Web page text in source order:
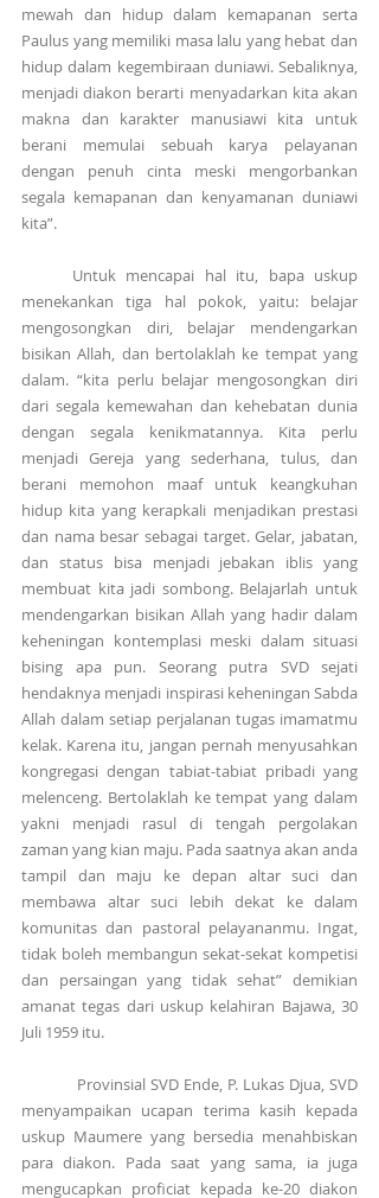
mewah dan hidup dalam kemapanan serta
Paulus yang memiliki masa lalu yang hebat dan
hidup dalam kegembiraan duniawi. Sebaliknya,
menjadi diakon berarti menyadarkan kita akan
makna dan karakter manusiawi kita untuk
berani memulai sebuah karya pelayanan
dengan penuh cinta meski mengorbankan
segala kemapanan dan kenyamanan duniawi
kita”.
menekankan tiga hal pokok, yaitu: belajar
mengosongkan diri, belajar mendengarkan
bisikan Allah, dan bertolaklah ke tempat yang
dalam. “kita perlu belajar mengosongkan diri
dari segala kemewahan dan kehebatan dunia
dengan segala kenikmatannya. Kita perlu
menjadi Gereja yang sederhana, tulus, dan
berani memohon maaf untuk keangkuhan
hidup kita yang kerapkali menjadikan prestasi
dan nama besar sebagai target. Gelar, jabatan,
dan status bisa menjadi jebakan iblis yang
membuat kita jadi sombong. Belajarlah untuk
mendengarkan bisikan Allah yang hadir dalam
keheningan kontemplasi meski dalam situasi
bising apa pun. Seorang putra SVD sejati
hendaknya menjadi inspirasi keheningan Sabda
Allah dalam setiap perjalanan tugas imamatmu
kelak. Karena itu, jangan pernah menyusahkan
kongregasi dengan tabiat-tabiat pribadi yang
melenceng. Bertolaklah ke tempat yang dalam
yakni menjadi rasul di tengah pergolakan
zaman yang kian maju. Pada saatnya akan anda
tampil dan maju ke depan altar suci dan
membawa altar suci lebih dekat ke dalam
komunitas dan pastoral pelayananmu. Ingat,
tidak boleh membangun sekat-sekat kompetisi
dan persaingan yang tidak sehat” demikian
amanat tegas dari uskup kelahiran Bajawa, 30
Juli 1959 itu.
menyampaikan ucapan terima kasih kepada
uskup Maumere yang bersedia menahbiskan
para diakon. Pada saat yang sama, ia juga
mengucapkan proficiat kepada ke-20 diakon